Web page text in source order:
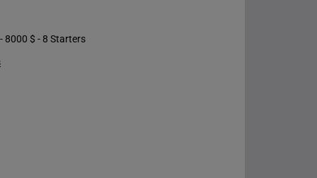
8000 $ - 8 Starters